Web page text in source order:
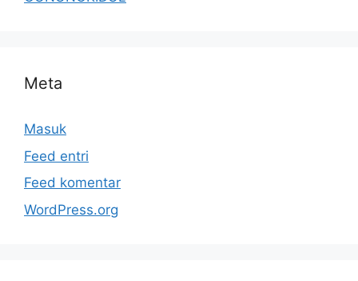
Meta
Masuk
Feed entri
Feed komentar
WordPress.org